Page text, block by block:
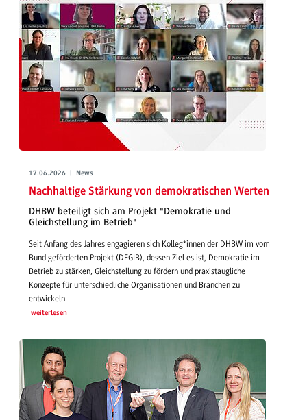
17.06.2026 | News
Nachhaltige Stärkung von demokratischen Werten
DHBW beteiligt sich am Projekt "Demokratie und
Gleichstellung im Betrieb"
Seit Anfang des Jahres engagieren sich Kolleg*innen der DHBW im vom
Bund geförderten Projekt (DEGIB), dessen Ziel es ist, Demokratie im
Betrieb zu stärken, Gleichstellung zu fördern und praxistaugliche
Konzepte für unterschiedliche Organisationen und Branchen zu
entwickeln.
weiterlesen